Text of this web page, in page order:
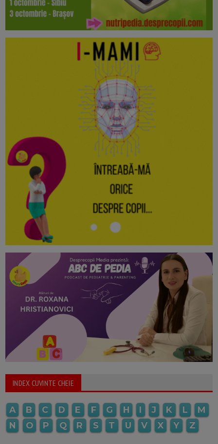
INDEX CUVINTE CHEIE
A B C D E F G H I J K L
M
N
O P Q R S T U V X Y Z